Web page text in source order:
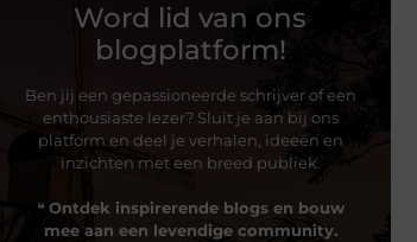
Word lid van ons
blogplatform!
Ben jij een gepassioneerde schrijver of een
enthousiaste lezer? Sluit je aan bij ons
platform en deel je verhalen, ideeën en
inzichten met een breed publiek.
❝ Ontdek inspirerende blogs en bouw
mee aan een levendige community.